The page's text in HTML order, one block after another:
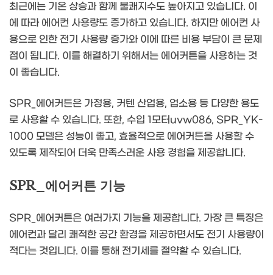
최근에는 기온 상승과 함께 불쾌지수도 높아지고 있습니다. 이
에 따라 에어컨 사용량도 증가하고 있습니다. 하지만 에어컨 사
용으로 인한 전기 사용량 증가와 이에 따른 비용 부담이 큰 문제
점이 됩니다. 이를 해결하기 위해서는 에어커튼을 사용하는 것
이 좋습니다.
SPR_에어커튼은 가정용, 커텐 산업용, 업소용 등 다양한 용도
로 사용할 수 있습니다. 또한, 수입 1모터uvw086, SPR_YK-
1000 모델은 성능이 좋고, 효율적으로 에어커튼을 사용할 수
있도록 제작되어 더욱 만족스러운 사용 경험을 제공합니다.
SPR_에어커튼 기능
SPR_에어커튼은 여러가지 기능을 제공합니다. 가장 큰 특징은
에어컨과 달리 쾌적한 공간 환경을 제공하면서도 전기 사용량이
적다는 것입니다. 이를 통해 전기세를 절약할 수 있습니다.